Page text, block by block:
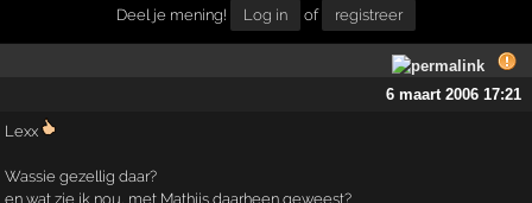
Deel je mening! Log in of registreer
6 maart 2006 17:21
Lexx
Wassie gezellig daar?
en wat zie ik nou, met Mathijs daarheen geweest?